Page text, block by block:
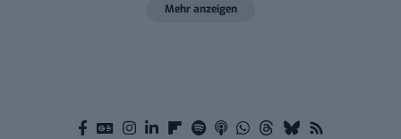
Mehr anzeigen